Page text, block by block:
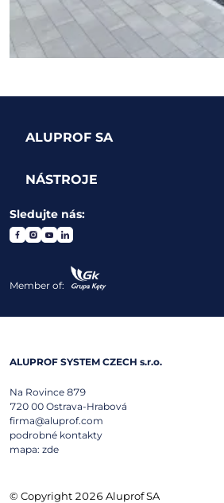
ZOBRAZIT DALŠÍ
ALUPROF SA
NÁSTROJE
Sledujte nás:
Member of:
ALUPROF SYSTEM CZECH s.r.o.
Na Rovince 879
720 00 Ostrava-Hrabová
firma@aluprof.com
podrobné kontakty
mapa: zde
© Copyright 2026 Aluprof SA